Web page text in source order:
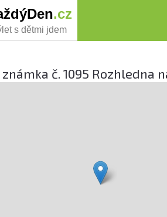
.cz
s dětmi jdem
č. 1095 Rozhledna